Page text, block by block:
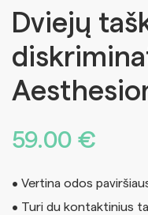
Dviejų
59.00 €
• Vertina odos
• Turi du kontaktinius